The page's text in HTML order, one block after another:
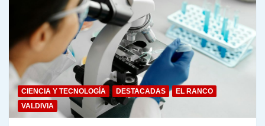
CIENCIA Y TECNOLOGÍA DESTACADAS
EL RANCO
VALDIVIA